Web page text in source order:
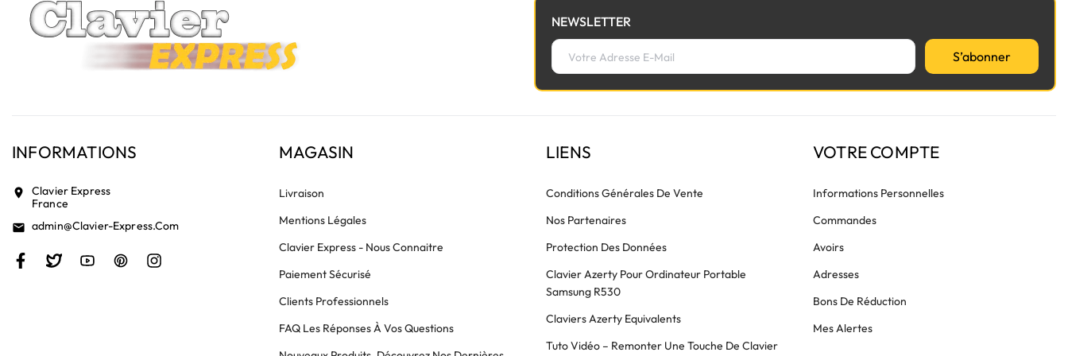
NEWSLETTER
S’abonner
INFORMATIONS
location_on
Clavier Express
France
email Admin@clavier-Express.com
MAGASIN
Livraison
Mentions Légales
Clavier Express - Nous Connaitre
Paiement Sécurisé
Clients Professionnels
FAQ Les Réponses À Vos Questions
LIENS
Conditions Générales De Vente
Nos Partenaires
Protection Des Données
Clavier Azerty Pour Ordinateur Portable
Samsung R530
Claviers Azerty Equivalents
Tuto Vidéo – Remonter Une Touche De Clavier
VOTRE COMPTE
Informations Personnelles
Commandes
Avoirs
Adresses
Bons De Réduction
Mes Alertes